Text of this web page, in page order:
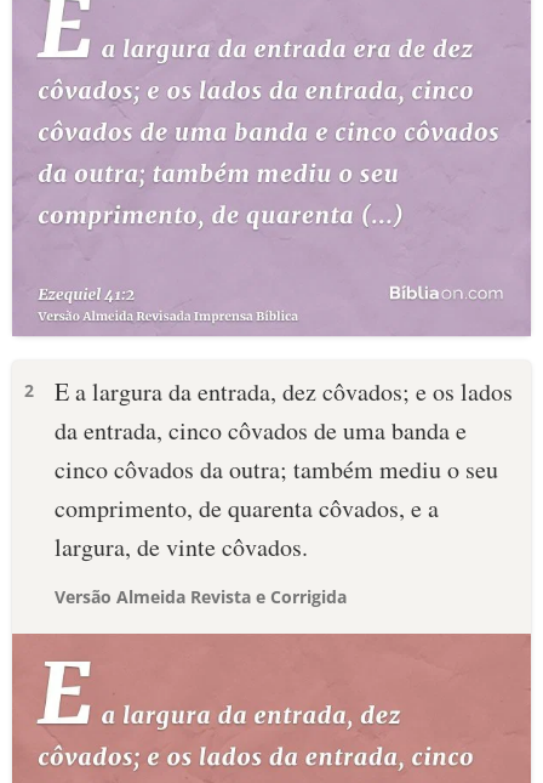
2
E a largura da entrada, dez côvados; e os lados
da entrada, cinco côvados de uma banda e
cinco côvados da outra; também mediu o seu
comprimento, de quarenta côvados, e a
largura, de vinte côvados.
Versão Almeida Revista e Corrigida